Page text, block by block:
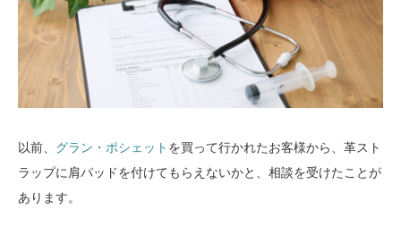
以前、 グラン・ポシェット を買って行かれたお客様から、革スト
ラップに肩パッドを付けてもらえないかと、相談を受けたことが
あります。